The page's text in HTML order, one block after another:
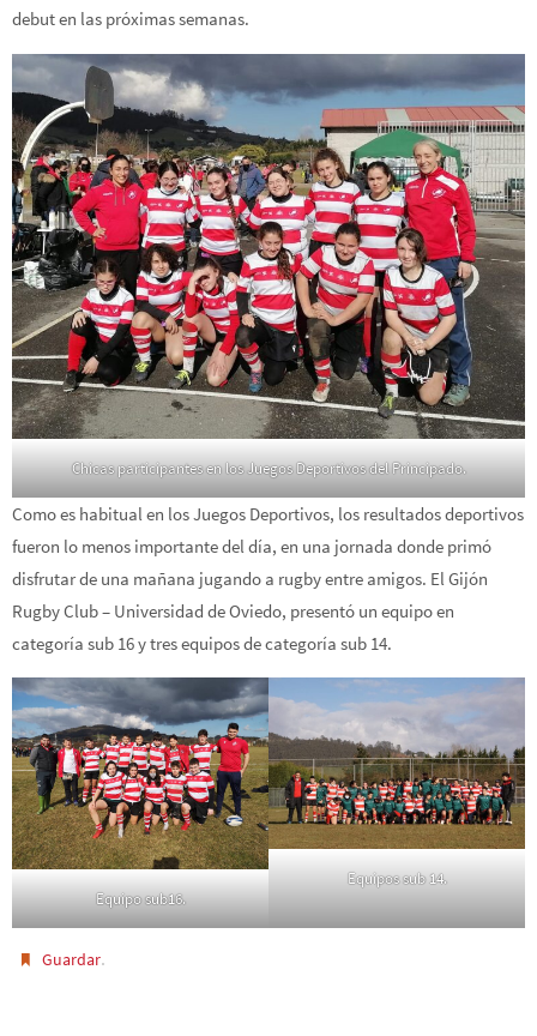
debut en las próximas semanas.
Chicas participantes en los Juegos Deportivos del Principado.
Como es habitual en los Juegos Deportivos, los resultados deportivos
fueron lo menos importante del día, en una jornada donde primó
disfrutar de una mañana jugando a rugby entre amigos. El Gijón
Rugby Club – Universidad de Oviedo, presentó un equipo en
categoría sub 16 y tres equipos de categoría sub 14.
Equipo sub16.
Equipos sub 14.
Guardar.